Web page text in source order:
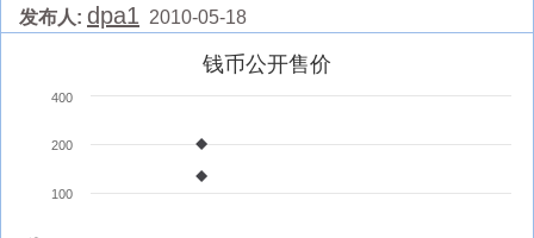
发布人: dpa1 2010-05-18